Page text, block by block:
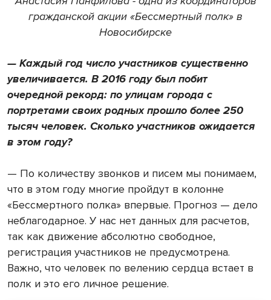
гражданской акции «Бессмертный полк» в
Новосибирске
— Каждый год число участников существенно
увеличивается. В 2016 году был побит
очередной рекорд: по улицам города с
портретами своих родных прошло более 250
тысяч человек. Сколько участников ожидается
в этом году?
— По количеству звонков и писем мы понимаем,
что в этом году многие пройдут в колонне
«Бессмертного полка» впервые. Прогноз — дело
неблагодарное. У нас нет данных для расчетов,
так как движение абсолютно свободное,
регистрация участников не предусмотрена.
Важно, что человек по велению сердца встает в
полк и это его личное решение.